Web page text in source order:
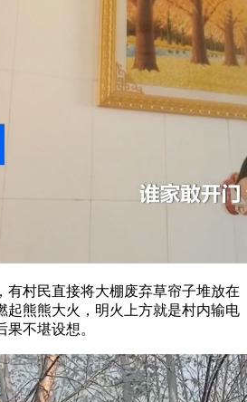
有村民直接将大棚废弃草帘子堆放在
起熊熊大火，明火上方就是村内输电
不堪设想。